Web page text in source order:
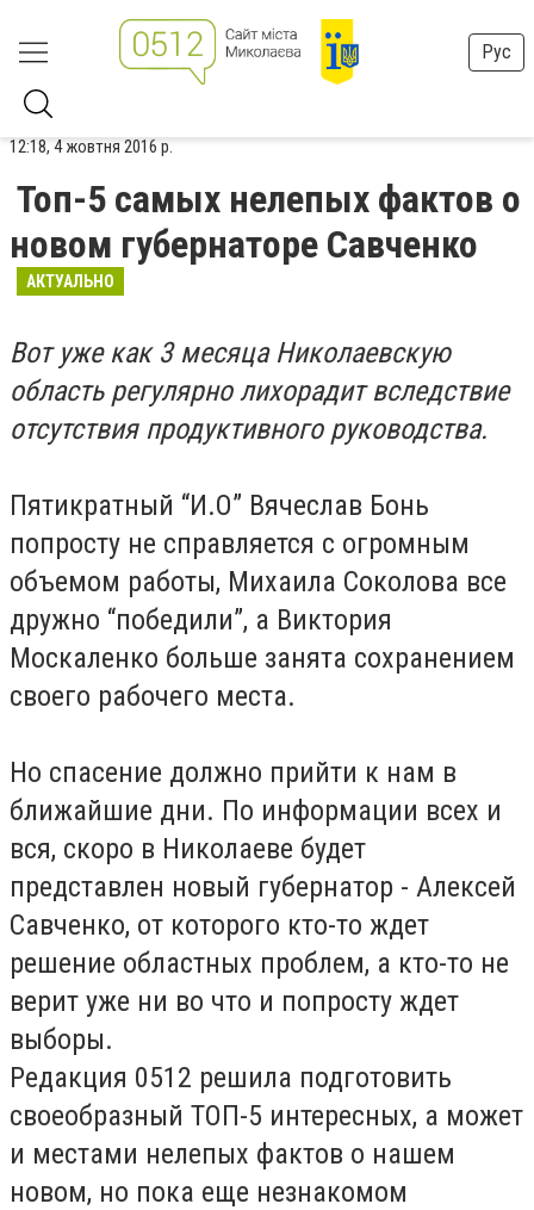
Рус
12:18, 4 жовтня 2016 р.
Топ-5 самых нелепых фактов о
новом губернаторе Савченко
АКТУАЛЬНО
Вот уже как 3 месяца Николаевскую
область регулярно лихорадит вследствие
отсутствия продуктивного руководства.
Пятикратный “И.О” Вячеслав Бонь
попросту не справляется с огромным
объемом работы, Михаила Соколова все
дружно “победили”, а Виктория
Москаленко больше занята сохранением
своего рабочего места.
Но спасение должно прийти к нам в
ближайшие дни. По информации всех и
вся, скоро в Николаеве будет
представлен новый губернатор - Алексей
Савченко, от которого кто-то ждет
решение областных проблем, а кто-то не
верит уже ни во что и попросту ждет
выборы.
Редакция 0512 решила подготовить
своеобразный ТОП-5 интересных, а может
и местами нелепых фактов о нашем
новом, но пока еще незнакомом